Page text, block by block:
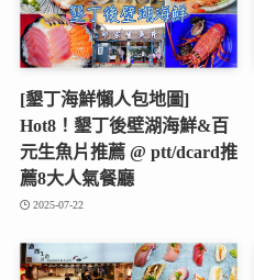
[墾丁海鮮懶人包地圖]
Hot8！墾丁後壁湖海鮮&百
元生魚片推薦 @ ptt/dcard推
薦8大人氣餐廳
2025-07-22